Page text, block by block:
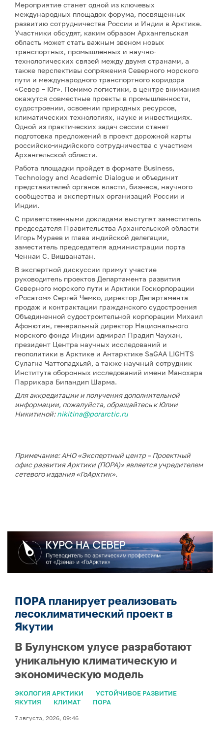
Мероприятие станет одной из ключевых
международных площадок форума, посвященных
развитию сотрудничества России и Индии в Арктике.
Участники обсудят, каким образом Архангельская
область может стать важным звеном новых
транспортных, промышленных и научно-
технологических связей между двумя странами, а
также перспективы сопряжения Северного морского
пути и международного транспортного коридора
«Север – Юг». Помимо логистики, в центре внимания
окажутся совместные проекты в промышленности,
судостроении, освоении природных ресурсов,
климатических технологиях, науке и инвестициях.
Одной из практических задач сессии станет
подготовка предложений в проект дорожной карты
российско-индийского сотрудничества с участием
Архангельской области.
Работа площадки пройдет в формате Business,
Technology and Academic Dialogue и объединит
представителей органов власти, бизнеса, научного
сообщества и экспертных организаций России и
Индии.
С приветственными докладами выступят заместитель
председателя Правительства Архангельской области
Игорь Мураев и глава индийской делегации,
заместитель председателя администрации порта
Ченнаи С. Вишванатан.
В экспертной дискуссии примут участие
руководитель проектов Департамента развития
Северного морского пути и Арктики Госкорпорации
«Росатом» Сергей Чемко, директор Департамента
продаж и контрактации гражданского судостроения
Объединенной судостроительной корпорации Михаил
Афонютин, генеральный директор Национального
морского фонда Индии адмирал Прадип Чаухан,
президент Центра научных исследований и
геополитики в Арктике и Антарктике SaGAA LIGHTS
Сулагна Чаттопадхьяй, а также научный сотрудник
Института оборонных исследований имени Манохара
Паррикара Бипандип Шарма.
Для аккредитации и получения дополнительной
информации, пожалуйста, обращайтесь к Юлии
Никитиной:nikitina@porarctic.ru
Примечание: АНО «Экспертный центр – Проектный
офис развития Арктики (ПОРА)» является учредителем
сетевого издания «ГоАрктик».
ПОРА планирует реализовать
лесоклиматический проект в
Якутии
В Булунском улусе разработают
уникальную климатическую и
экономическую модель
ЭКОЛОГИЯ АРКТИКИ
УСТОЙЧИВОЕ РАЗВИТИЕ
ЯКУТИЯ
КЛИМАТ ПОРА
7 августа, 2026, 09:46